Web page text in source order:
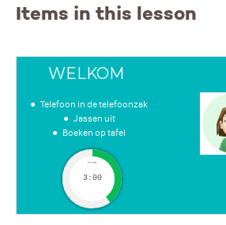
Items in this lesson
WELKOM
Telefoon in de telefoonzak
Jassen uit
Boeken op tafel
timer
3:00